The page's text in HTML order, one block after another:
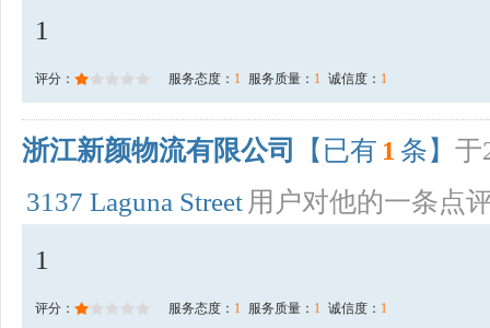
1
评分： 服务态度： 1 服务质量： 1 诚信度： 1
浙江新颜物流有限公司 【已有 1 条】 于
3137 Laguna Street 用户对他的一条点
1
评分： 服务态度： 1 服务质量： 1 诚信度： 1